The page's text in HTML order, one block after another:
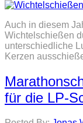
Auch in diesem
Wichtelschießen
unterschiedliche
Kerzen
für die LP-